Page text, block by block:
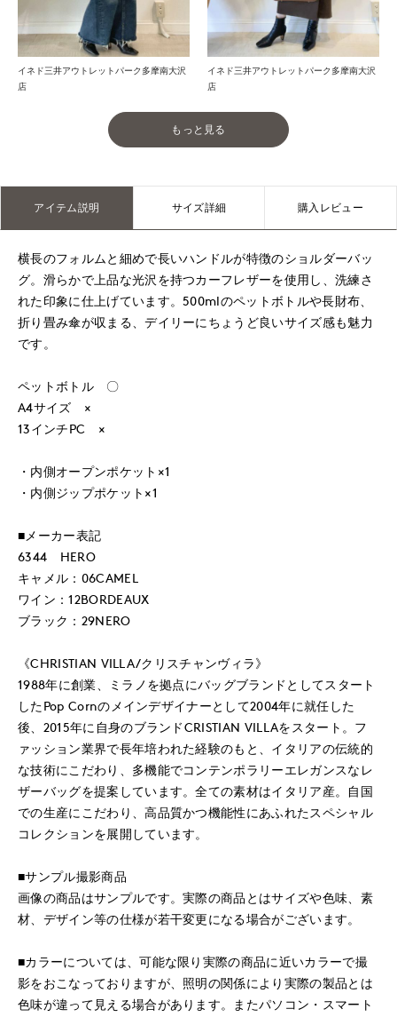
イネド三井アウトレットパーク多摩南大沢
店
イネド三井アウトレットパーク多摩南大沢
店
もっと見る
アイテム説明 サイズ詳細 購入レビュー
横長のフォルムと細めで長いハンドルが特徴のショルダーバッ
グ。滑らかで上品な光沢を持つカーフレザーを使用し、洗練さ
れた印象に仕上げています。500mlのペットボトルや長財布、
折り畳み傘が収まる、デイリーにちょうど良いサイズ感も魅力
です。
ペットボトル 〇
A4サイズ ×
13インチPC ×
・内側オープンポケット×1
・内側ジップポケット×1
■メーカー表記
6344 HERO
キャメル：06CAMEL
ワイン：12BORDEAUX
ブラック：29NERO
《CHRISTIAN VILLA/クリスチャンヴィラ》
1988年に創業、ミラノを拠点にバッグブランドとしてスタート
したPop Cornのメインデザイナーとして2004年に就任した
後、2015年に自身のブランドCRISTIAN VILLAをスタート。フ
ァッション業界で長年培われた経験のもと、イタリアの伝統的
な技術にこだわり、多機能でコンテンポラリーエレガンスなレ
ザーバッグを提案しています。全ての素材はイタリア産。自国
での生産にこだわり、高品質かつ機能性にあふれたスペシャル
コレクションを展開しています。
■サンプル撮影商品
画像の商品はサンプルです。実際の商品とはサイズや色味、素
材、デザイン等の仕様が若干変更になる場合がございます。
■カラーについては、可能な限り実際の商品に近いカラーで撮
影をおこなっておりますが、照明の関係により実際の製品とは
色味が違って見える場合があります。またパソコン・スマート